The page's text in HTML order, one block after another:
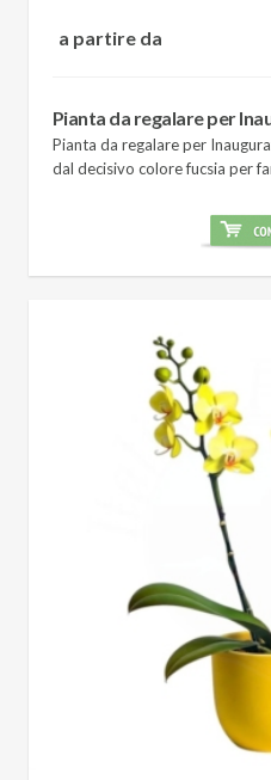
a partire da
Pianta da regalare per
Pianta da regalare per
dal decisivo colore fucsia per